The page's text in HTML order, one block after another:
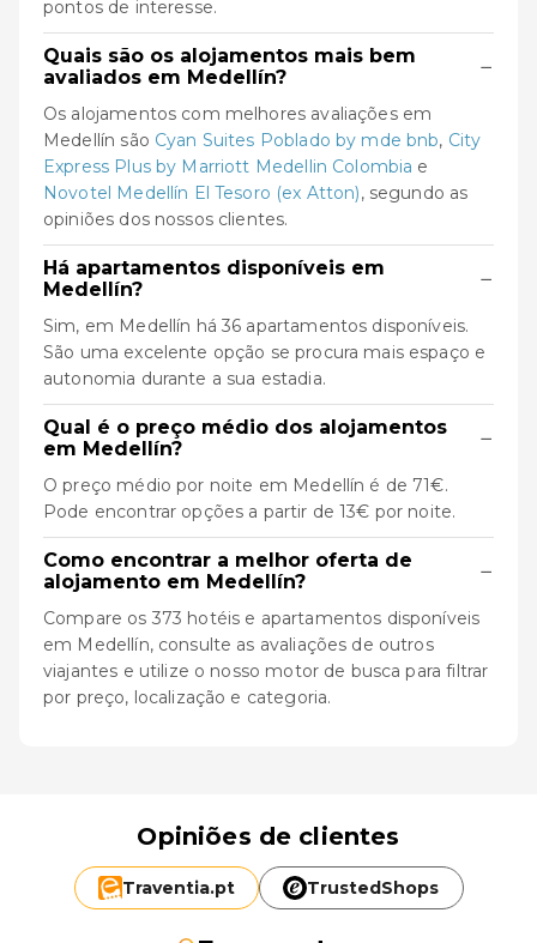
pontos de interesse.
Quais são os alojamentos mais bem
avaliados em Medellín?
−
Os alojamentos com melhores avaliações em
Medellín são Cyan Suites Poblado by mde bnb, City
Express Plus by Marriott Medellin Colombia e
Novotel Medellín El Tesoro (ex Atton), segundo as
opiniões dos nossos clientes.
Há apartamentos disponíveis em
Medellín?
−
Sim, em Medellín há 36 apartamentos disponíveis.
São uma excelente opção se procura mais espaço e
autonomia durante a sua estadia.
Qual é o preço médio dos alojamentos
em Medellín?
−
O preço médio por noite em Medellín é de 71€.
Pode encontrar opções a partir de 13€ por noite.
Como encontrar a melhor oferta de
alojamento em Medellín?
−
Compare os 373 hotéis e apartamentos disponíveis
em Medellín, consulte as avaliações de outros
viajantes e utilize o nosso motor de busca para filtrar
por preço, localização e categoria.
Opiniões de clientes
Traventia.pt TrustedShops